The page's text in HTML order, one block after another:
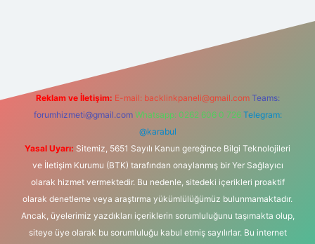
Reklam ve İletişim: E-mail: backlinkpaneli@gmail.com Teams:
forumhizmeti@gmail.com Whatsapp: 0262 606 0 726 Telegram:
@karabul
Yasal Uyarı: Sitemiz, 5651 Sayılı Kanun gereğince Bilgi Teknolojileri
ve İletişim Kurumu (BTK) tarafından onaylanmış bir Yer Sağlayıcı
olarak hizmet vermektedir. Bu nedenle, sitedeki içerikleri proaktif
olarak denetleme veya araştırma yükümlülüğümüz bulunmamaktadır.
Ancak, üyelerimiz yazdıkları içeriklerin sorumluluğunu taşımakta olup,
siteye üye olarak bu sorumluluğu kabul etmiş sayılırlar. Bu internet